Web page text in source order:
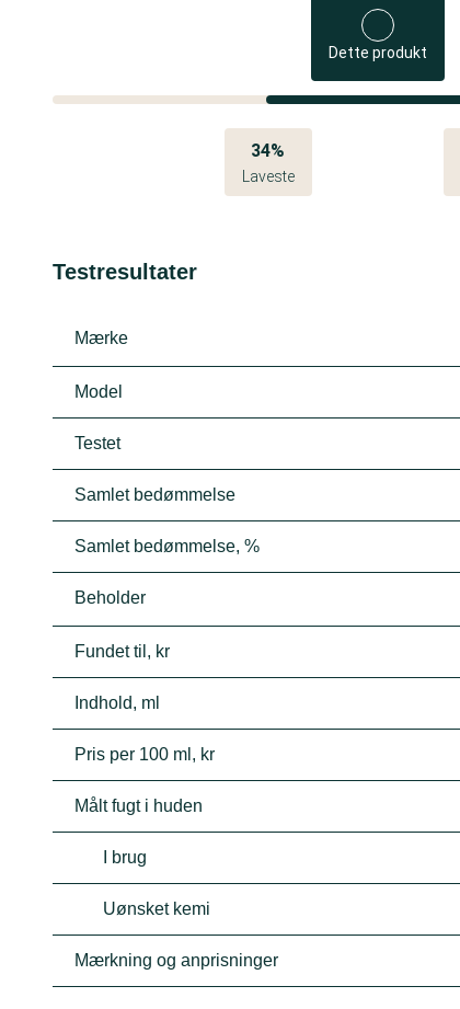
Dette produkt
34%
Laveste
Testresultater
Mærke
Model
Testet
Samlet bedømmelse
Samlet bedømmelse, %
Beholder
Fundet til, kr
Indhold, ml
Pris per 100 ml, kr
Målt fugt i huden
I brug
Uønsket kemi
Mærkning og anprisninger